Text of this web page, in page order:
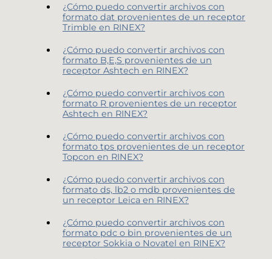
¿Cómo puedo convertir archivos con
formato dat provenientes de un receptor
Trimble en RINEX?
¿Cómo puedo convertir archivos con
formato B,E,S provenientes de un
receptor Ashtech en RINEX?
¿Cómo puedo convertir archivos con
formato R provenientes de un receptor
Ashtech en RINEX?
¿Cómo puedo convertir archivos con
formato tps provenientes de un receptor
Topcon en RINEX?
¿Cómo puedo convertir archivos con
formato ds, lb2 o mdb provenientes de
un receptor Leica en RINEX?
¿Cómo puedo convertir archivos con
formato pdc o bin provenientes de un
receptor Sokkia o Novatel en RINEX?